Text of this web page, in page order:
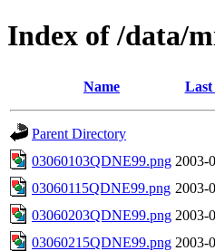
Index of /data/
Name Last
Parent Directory
03060103QDNE99.png 2003-
03060115QDNE99.png 2003-
03060203QDNE99.png 2003-
03060215QDNE99.png 2003-